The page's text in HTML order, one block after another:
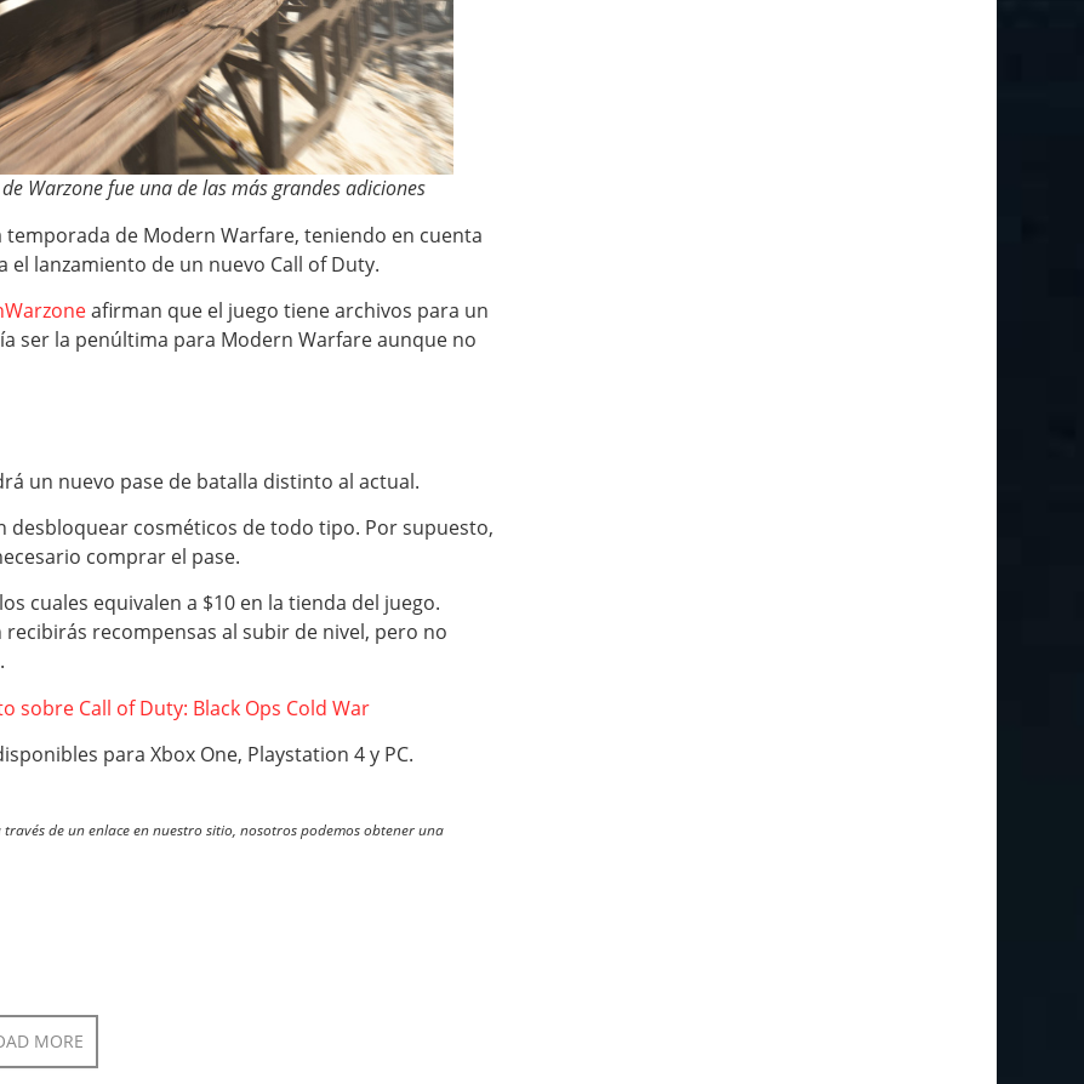
de Warzone fue una de las más grandes adiciones
de Modern Warfare, teniendo en cuenta
el lanzamiento de un nuevo Call of Duty.
afirman que el juego tiene archivos para un
ser la penúltima para Modern Warfare aunque no
un nuevo pase de batalla distinto al actual.
desbloquear cosméticos de todo tipo. Por supuesto,
comprar el pase.
cuales equivalen a $10 en la tienda del juego.
recompensas al subir de nivel, pero no
sobre Call of Duty: Black Ops Cold War
para Xbox One, Playstation 4 y PC.
de un enlace en nuestro sitio, nosotros podemos obtener una
MORE